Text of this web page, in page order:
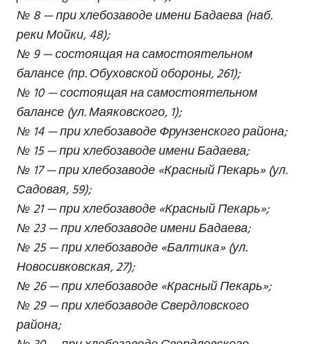
№ 8 — при хлебозаводе имени Бадаева (наб.
реки Мойки, 48);
№ 9 — состоящая на самостоятельном
балансе (пр. Обуховской обороны, 261);
№ 10 — состоящая на самостоятельном
балансе (ул. Маяковского, 1);
№ 14 — при хлебозаводе Фрунзенского района;
№ 15 — при хлебозаводе имени Бадаева;
№ 17 — при хлебозаводе «Красный Пекарь» (ул.
Садовая, 59);
№ 21 — при хлебозаводе «Красный Пекарь»;
№ 23 — при хлебозаводе имени Бадаева;
№ 25 — при хлебозаводе «Балтика» (ул.
Новосивковская, 27);
№ 26 — при хлебозаводе «Красный Пекарь»;
№ 29 — при хлебозаводе Свердловского
района;